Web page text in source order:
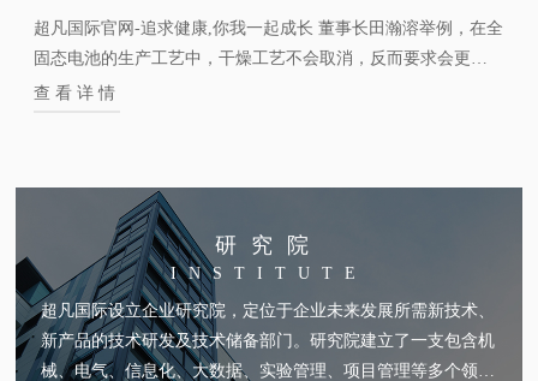
超凡国际官网-追求健康,你我一起成长 董事长田瀚溶举例，在全
固态电池的生产工艺中，干燥工艺不会取消，反而要求会更
高，核心要求是：高速、高真空度、高除水率。
查看详情
研究院
INSTITUTE
超凡国际设立企业研究院，定位于企业未来发展所需新技术、
新产品的技术研发及技术储备部门。研究院建立了一支包含机
械、电气、信息化、大数据、实验管理、项目管理等多个领域